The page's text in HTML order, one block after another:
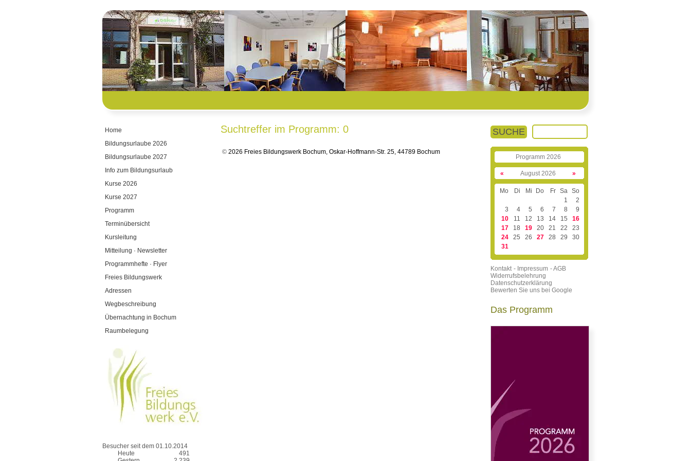
Home
Bildungsurlaube 2026
Bildungsurlaube 2027
Info zum Bildungsurlaub
Kurse 2026
Kurse 2027
Programm
Terminübersicht
Kursleitung
Mitteilung · Newsletter
Programmhefte · Flyer
Freies Bildungswerk
Adressen
Wegbeschreibung
Übernachtung in Bochum
Raumbelegung
Besucher seit dem 01.10.2014
Heute
491
Suchtreffer im Programm: 0
© 2026 Freies Bildungswerk Bochum, Oskar-Hoffmann-Str. 25, 44789 Bochum
SUCHE
Programm 2026
« August 2026 »
Mo Di Mi Do Fr Sa So
1
2
3
4 5 6 7 8
9
10
11 12 13 14 15
16
17
18 19 20 21 22
23
24
25 26 27 28 29
30
31
Kontakt - Impressum - AGB
Widerrufsbelehrung
Datenschutzerklärung
Bewerten Sie uns bei Google
Das Programm